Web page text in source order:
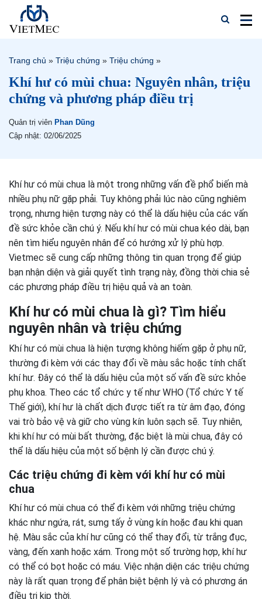
Trang chủ » Triệu chứng » Triệu chứng »
Khí hư có mùi chua: Nguyên nhân, triệu
chứng và phương pháp điều trị
Quản trị viên Phan Dũng
Cập nhật: 02/06/2025
Khí hư có mùi chua là một trong những vấn đề phổ biến mà
nhiều phụ nữ gặp phải. Tuy không phải lúc nào cũng nghiêm
trọng, nhưng hiện tượng này có thể là dấu hiệu của các vấn
đề sức khỏe cần chú ý. Nếu khí hư có mùi chua kéo dài, bạn
nên tìm hiểu nguyên nhân để có hướng xử lý phù hợp.
Vietmec sẽ cung cấp những thông tin quan trọng để giúp
bạn nhận diện và giải quyết tình trạng này, đồng thời chia sẻ
các phương pháp điều trị hiệu quả và an toàn.
Khí hư có mùi chua là gì? Tìm hiểu
nguyên nhân và triệu chứng
Khí hư có mùi chua là hiện tượng không hiếm gặp ở phụ nữ,
thường đi kèm với các thay đổi về màu sắc hoặc tính chất
khí hư. Đây có thể là dấu hiệu của một số vấn đề sức khỏe
phụ khoa. Theo các tổ chức y tế như WHO (Tổ chức Y tế
Thế giới), khí hư là chất dịch được tiết ra từ âm đạo, đóng
vai trò bảo vệ và giữ cho vùng kín luôn sạch sẽ. Tuy nhiên,
khi khí hư có mùi bất thường, đặc biệt là mùi chua, đây có
thể là dấu hiệu của một số bệnh lý cần được chú ý.
Các triệu chứng đi kèm với khí hư có mùi
chua
Khí hư có mùi chua có thể đi kèm với những triệu chứng
khác như ngứa, rát, sưng tấy ở vùng kín hoặc đau khi quan
hệ. Màu sắc của khí hư cũng có thể thay đổi, từ trắng đục,
vàng, đến xanh hoặc xám. Trong một số trường hợp, khí hư
có thể có bọt hoặc có máu. Việc nhận diện các triệu chứng
này là rất quan trọng để phân biệt bệnh lý và có phương án
điều trị kịp thời.